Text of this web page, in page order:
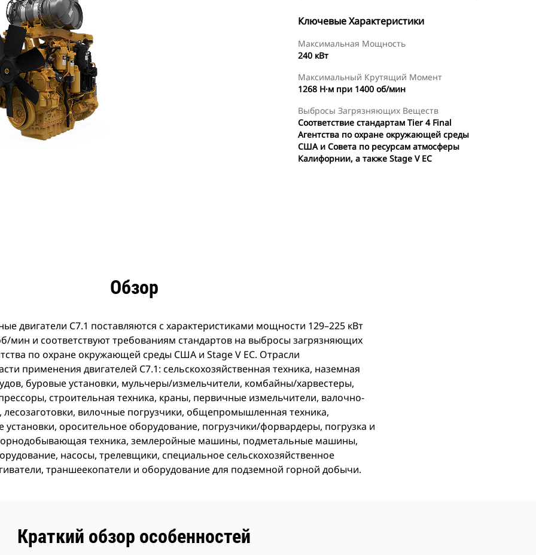
Ключевые Характеристики
Максимальная Мощность
240 кВт
Максимальный Крутящий Момент
1268 Н·м при 1400 об/мин
Выбросы Загрязняющих Веществ
Соответствие стандартам Tier 4 Final
Агентства по охране окружающей среды
США и Совета по ресурсам атмосферы
Калифорнии, а также Stage V ЕС
Обзор
двигатели C7.1 поставляются с характеристиками мощности 129–225 кВт
мин и соответствуют требованиям стандартов на выбросы загрязняющих
по охране окружающей среды США и Stage V ЕС. Отрасли
применения двигателей C7.1: сельскохозяйственная техника, наземная
буровые установки, мульчеры/измельчители, комбайны/харвестеры,
строительная техника, краны, первичные измельчители, валочно-
вилочные погрузчики, общепромышленная техника,
установки, оросительное оборудование, погрузчики/форвардеры, погрузка и
техника, землеройные машины, подметальные машины,
насосы, трелевщики, специальное сельскохозяйственное
траншеекопатели и оборудование для подземной горной добычи.
Краткий обзор особенностей